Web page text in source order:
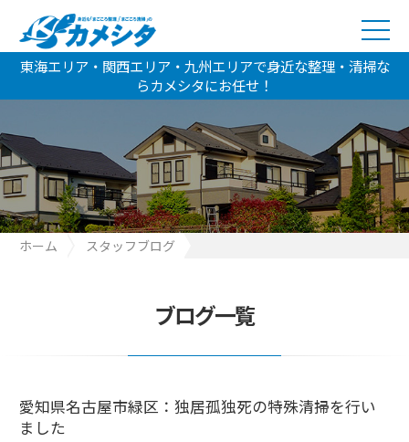
東海エリア・関西エリア・九州エリアで身近な整理・清掃な
らカメシタにお任せ！
ホーム
スタッフブログ
ブログ一覧
愛知県名古屋市緑区：独居孤独死の特殊清掃を行い
ました